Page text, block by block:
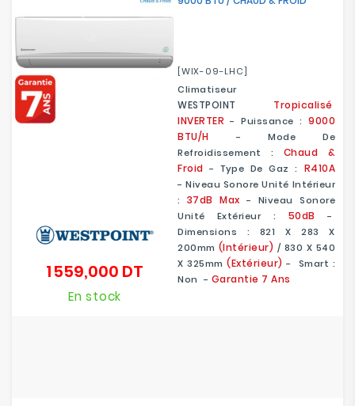
[WIX-09-LHC]
Climatiseur
WESTPOINT Tropicalisé
INVERTER - Puissance : 9000
BTU/H - Mode De
Refroidissement : Chaud &
Froid - Type De Gaz : R410A
- Niveau Sonore Unité Intérieur
: 37dB Max - Niveau Sonore
Unité Extérieur : 50dB
-
Dimensions : 821 X 283 X
200mm (Intérieur) / 830 X 540
X 325mm (Extérieur) - Smart :
Non - Garantie 7 Ans
1 559,000 DT
En stock